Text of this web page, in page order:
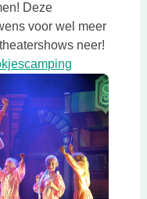
Deze
voor wel meer
neer!
Deze link